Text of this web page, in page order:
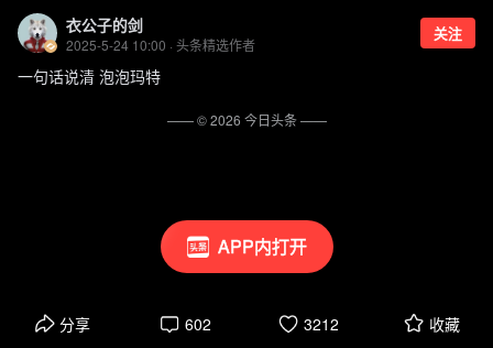
APP内打开
衣公子的剑
2025-5-24 10:00 · 头条精选作者
关注
一句话说清 泡泡玛特
分享 602 3212 收藏
—— ©2026 今日头条——